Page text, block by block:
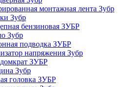
монтажная лента Зубр
Зубр
бензиновая ЗУБР
Зубр
подводка ЗУБР
напряжения Зубр
ЗУБР
Зубр
головка ЗУБР